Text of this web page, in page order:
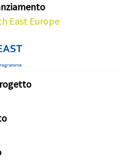
East Europe